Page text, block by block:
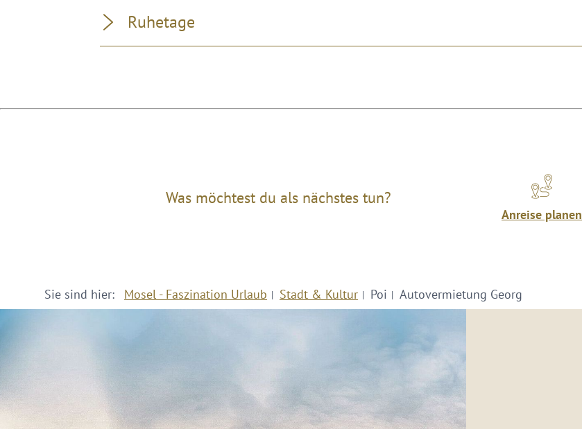
Ruhetage
Was möchtest du als nächstes tun?
Anreise planen
Sie sind hier: Mosel - Faszination Urlaub Stadt & Kultur Poi Autovermietung Georg